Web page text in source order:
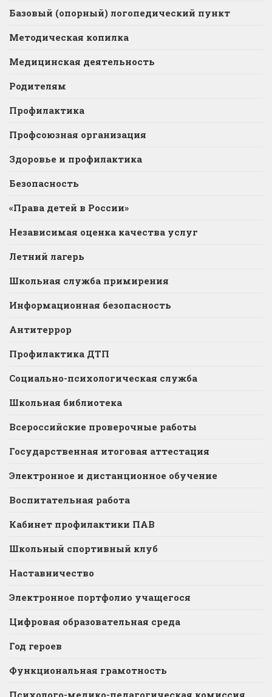
Базовый (опорный) логопедический пункт
Методическая копилка
Медицинская деятельность
Родителям
Профилактика
Профсоюзная организация
Здоровье и профилактика
Безопасность
«Права детей в России»
Независимая оценка качества услуг
Летний лагерь
Школьная служба примирения
Информационная безопасность
Антитеррор
Профилактика ДТП
Социально-психологическая служба
Школьная библиотека
Всероссийские проверочные работы
Государственная итоговая аттестация
Электронное и дистанционное обучение
Воспитательная работа
Кабинет профилактики ПАВ
Школьный спортивный клуб
Наставничество
Электронное портфолио учащегося
Цифровая образовательная среда
Год героев
Функциональная грамотность